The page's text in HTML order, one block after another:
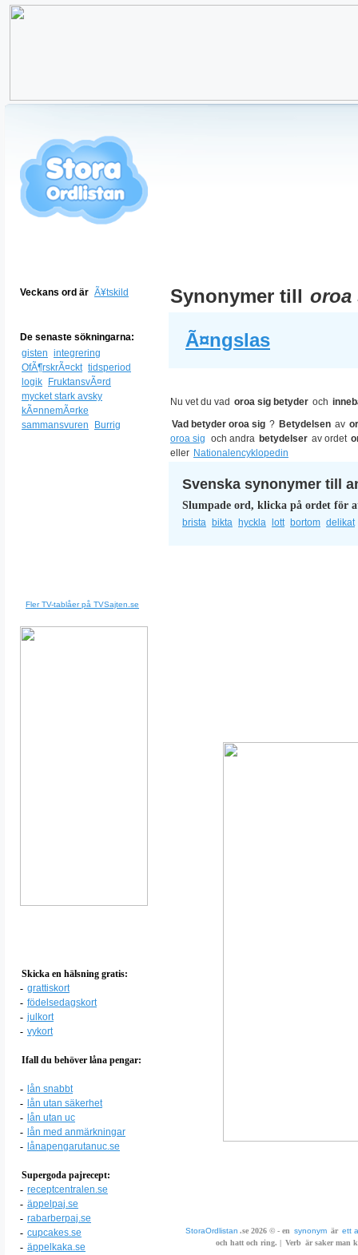
Veckans ord är Ã¥tskild
De senaste sökningarna:
gisten integrering
OfÃ¶rskrÃ¤ckt tidsperiod
logik
FruktansvÃ¤rd
mycket stark avsky
kÃ¤nnemÃ¤rke
sammansvuren
Burrig
Fler TV-tablåer på TVSajten.se
Skicka en hälsning gratis:
- grattiskort
- födelsedagskort
- julkort
- vykort
Ifall du behöver låna pengar:
- lån snabbt
- lån utan säkerhet
- lån utan uc
- lån med anmärkningar
- lånapengarutanuc.se
Supergoda pajrecept:
- receptcentralen.se
- äppelpaj.se
- rabarberpaj.se
- cupcakes.se
- äppelkaka.se
Synonymer till oroa
Ã¤ngslas
Nu vet du vad oroa sig betyder och
Vad betyder oroa sig ? Betydelsen av
oroa sig och andra betydelser av ordet
eller Nationalencyklopedin
Svenska synonymer till
Slumpade ord, klicka på ordet för
brista bikta hyckla lott bortom delikat
StoraOrdlistan .se 2026 © - en synonym är ett
och hatt och ring. | Verb är saker man